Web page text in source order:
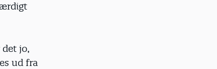
det jo,
ud fra